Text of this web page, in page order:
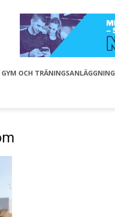
OCH TRÄNINGSANLÄGGNING